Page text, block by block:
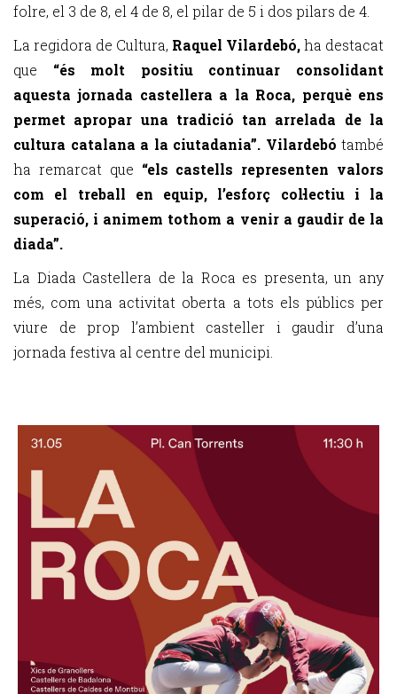
folre, el 3 de 8, el 4 de 8, el pilar de 5 i dos pilars de 4.
La regidora de Cultura, Raquel Vilardebó,ha destacat
que “és molt positiu continuar consolidant
aquesta jornada castellera a la Roca, perquè ens
permet apropar una tradició tan arrelada de la
cultura catalana a la ciutadania”. Vilardebó també
ha remarcat que “els castells representen valors
com el treball en equip, l’esforç col·lectiu i la
superació, i animem tothom a venir a gaudir de la
diada”.
La Diada Castellera de la Roca es presenta, un any
més, com una activitat oberta a tots els públics per
viure de prop l’ambient casteller i gaudir d’una
jornada festiva al centre del municipi.